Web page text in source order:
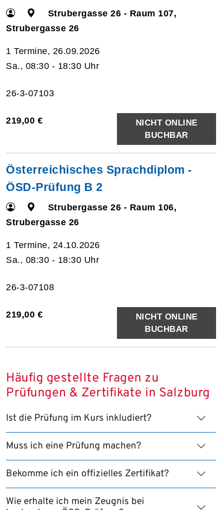
Strubergasse 26 - Raum 107,
Strubergasse 26
1 Termine, 26.09.2026
Sa., 08:30 - 18:30 Uhr
26-3-07103
219,00 €
NICHT ONLINE
BUCHBAR
Österreichisches Sprachdiplom -
ÖSD-Prüfung B 2
Strubergasse 26 - Raum 106,
Strubergasse 26
1 Termine, 24.10.2026
Sa., 08:30 - 18:30 Uhr
26-3-07108
219,00 €
NICHT ONLINE
BUCHBAR
Häufig gestellte Fragen zu
Prüfungen & Zertifikate in Salzburg
Ist die Prüfung im Kurs inkludiert?
Muss ich eine Prüfung machen?
Bekomme ich ein offizielles Zertifikat?
Wie erhalte ich mein Zeugnis bei